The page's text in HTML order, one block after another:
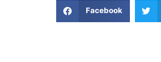
Facebook